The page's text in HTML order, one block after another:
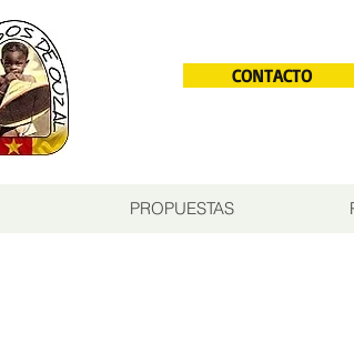
CONTACTO
PROPUESTAS